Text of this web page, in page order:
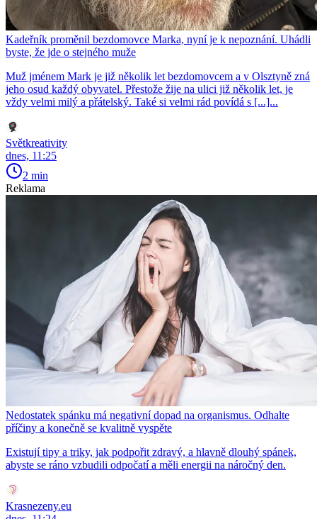
Kadeřník proměnil bezdomovce Marka, nyní je k nepoznání. Uhádli
byste, že jde o stejného muže
Muž jménem Mark je již několik let bezdomovcem a v Olsztyně zná
jeho osud každý obyvatel. Přestože žije na ulici již několik let, je
vždy velmi milý a přátelský. Také si velmi rád povídá s [...]...
Světkreativity
dnes, 11:25
2 min
Reklama
Nedostatek spánku má negativní dopad na organismus. Odhalte
příčiny a konečně se kvalitně vyspěte
Existují tipy a triky, jak podpořit zdravý, a hlavně dlouhý spánek,
abyste se ráno vzbudili odpočatí a měli energii na náročný den.
Krasnezeny.eu